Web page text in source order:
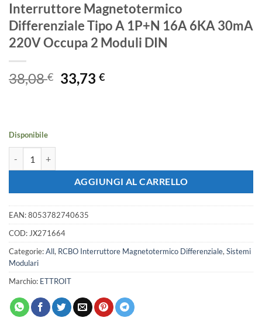
Interruttore Magnetotermico
Differenziale Tipo A 1P+N 16A 6KA 30mA
220V Occupa 2 Moduli DIN
38,08€ Il
prezzo
33,73€Il
Disponibile
AGGIUNGI AL CARRELLO
EAN:8053782740635
COD: JX271664
Categorie:All, RCBO Interruttore Magnetotermico Differenziale, Sistemi
Modulari
Marchio: ETTROIT